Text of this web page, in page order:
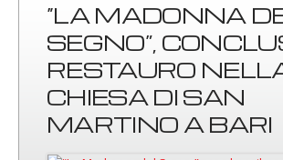
“LA MADONNA
SEGNO”,
RESTAURO
CHIESA DI SAN
MARTINO A BARI